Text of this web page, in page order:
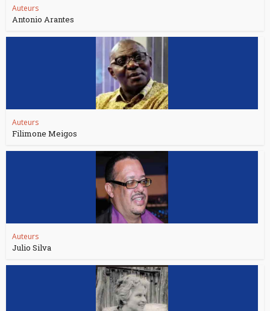
Auteurs
Antonio Arantes
Auteurs
Filimone Meigos
Auteurs
Julio Silva